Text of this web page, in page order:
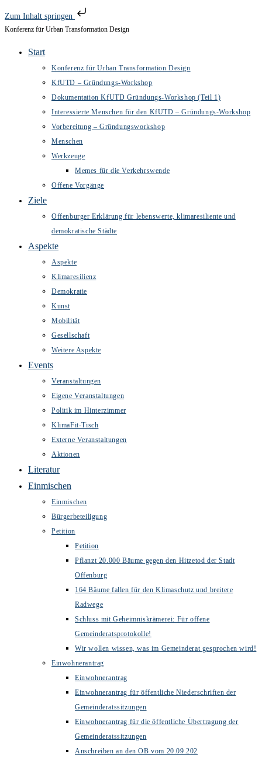
Zum Inhalt springen
Zum
Konferenz für Urban Transformation Design
Start
Konferenz für Urban Transformation Design
KfUTD – Gründungs-Workshop
Dokumentation KfUTD Gründungs-Workshop (Teil 1)
Interessierte Menschen für den KfUTD – Gründungs-Workshop
Vorbereitung – Gründungsworkshop
Menschen
Werkzeuge
Memes für die Verkehrswende
Offene Vorgänge
Ziele
Offenburger Erklärung für lebenswerte, klimaresiliente und
demokratische Städte
Aspekte
Aspekte
Klimaresilienz
Demokratie
Kunst
Mobilität
Gesellschaft
Weitere Aspekte
Events
Veranstaltungen
Eigene Veranstaltungen
Politik im Hinterzimmer
KlimaFit-Tisch
Externe Veranstaltungen
Aktionen
Literatur
Einmischen
Einmischen
Bürgerbeteiligung
Petition
Petition
Pflanzt 20.000 Bäume gegen den Hitzetod der Stadt
Offenburg
164 Bäume fallen für den Klimaschutz und breitere
Radwege
Schluss mit Geheimniskrämerei: Für offene
Gemeinderatsprotokolle!
Wir wollen wissen, was im Gemeinderat gesprochen wird!
Einwohnerantrag
Einwohnerantrag
Einwohnerantrag für öffentliche Niederschriften der
Gemeinderatssitzungen
Einwohnerantrag für die öffentliche Übertragung der
Gemeinderatssitzungen
Anschreiben an den OB vom 20.09.202